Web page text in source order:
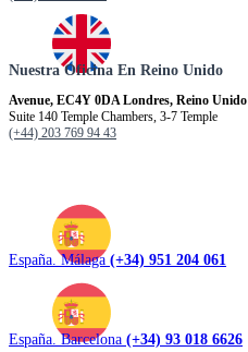
Nuestra Oficina En Reino Unido
Avenue, EC4Y 0DA Londres, Reino Unido
Suite 140 Temple Chambers, 3-7 Temple
(+44) 203 769 94 43
España. Málaga (+34) 951 204 061
España. Barcelona (+34) 93 018 6626